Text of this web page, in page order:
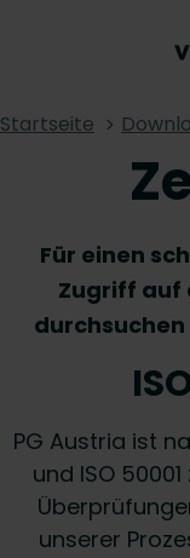
Startseite
Für einen
Zugriff auf
PG Austria ist
und ISO
unserer